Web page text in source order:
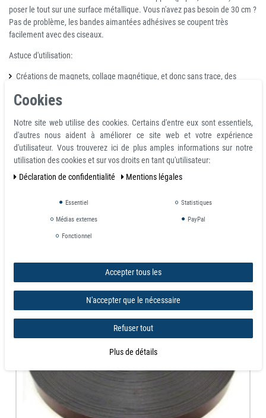
poser le tout sur une surface métallique. Vous n'avez pas besoin de 30 cm ?
Pas de problème, les bandes aimantées adhésives se coupent très
facilement avec des ciseaux.
Astuce d'utilisation:
Créations de magnets, collage magnétique, et donc sans trace, des
A utiliser sur les surfaces métalliques ou les murs peints avec de la
Direction de l'aimantation:
Vous pourriez également être
Cookies
Notre site web utilise des cookies. Certains d'entre eux sont essentiels,
d'autres nous aident à améliorer ce site web et votre expérience
d'utilisateur. Vous trouverez ici de plus amples informations sur notre
utilisation des cookies et sur vos droits en tant qu'utilisateur:
Déclaration de confidentialité
Mentions légales
Essentiel Statistiques
Médias externes PayPal
Fonctionnel
Accepter tous les
N'accepter que le nécessaire
Refuser tout
Plus de détails